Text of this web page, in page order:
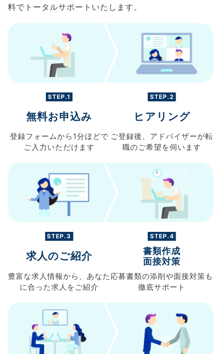
料でトータルサポートいたします。
STEP.1
無料お申込み
登録フォームから 1分ほどで
ご入力 いただけます
STEP.2
ヒアリング
ご登録後、 アドバイザーが転
職のご希望を伺います
STEP.3
求人のご紹介
豊富な求人情報から、 あなた
に合った求人を ご紹介
STEP.4
書類作成
面接対策
応募書類の添削や面接対策も
徹底サポート